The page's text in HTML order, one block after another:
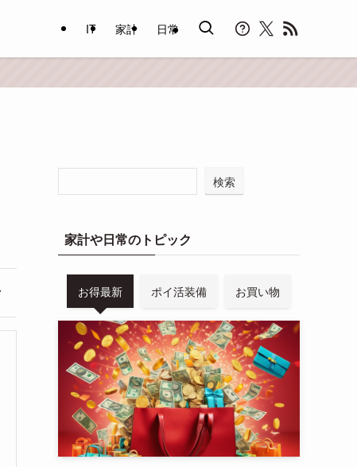
IT 家計 日常
検索
家計や日常のトピック
お得最新 ポイ活装備 お買い物